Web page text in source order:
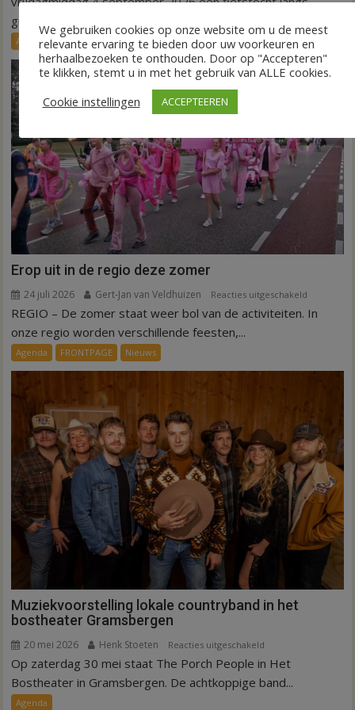
initiatieven
in
groene initiatieven...
Agenda Nieuws
Erop uit in de regio deze zomer
24 juli 2026 Gert-Jan van Veldhuizen Reacties uitgeschakeld
Erop
REGIO – De zomer staat weer bol van de activiteiten. In
onze regio worden verschillende feesten,...
Agenda FRONTPAGE Nieuws
Muziekvoorstelling lokale countryband in het
bostheater Gramsbergen
20 mei 2026 Henk Stoeten Reacties uitgeschakeld
Muziekvoorstelling
lokale
Op zaterdag 30 mei staat The Porch People in Het
Bostheater in Gramsbergen. De achtkoppige band...
Agenda
We gebruiken cookies op onze website om u de meest
relevante ervaring te bieden door uw voorkeuren en
herhaalbezoeken te onthouden. Door op "Accepteren"
te klikken, stemt u in met het gebruik van ALLE cookies.
Cookie instellingen
ACCEPTEEREN